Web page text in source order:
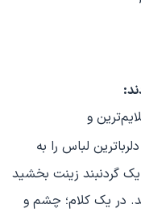
و
لباس را به
گردنبند زینت بخشید
در یک کلام؛ چشم و